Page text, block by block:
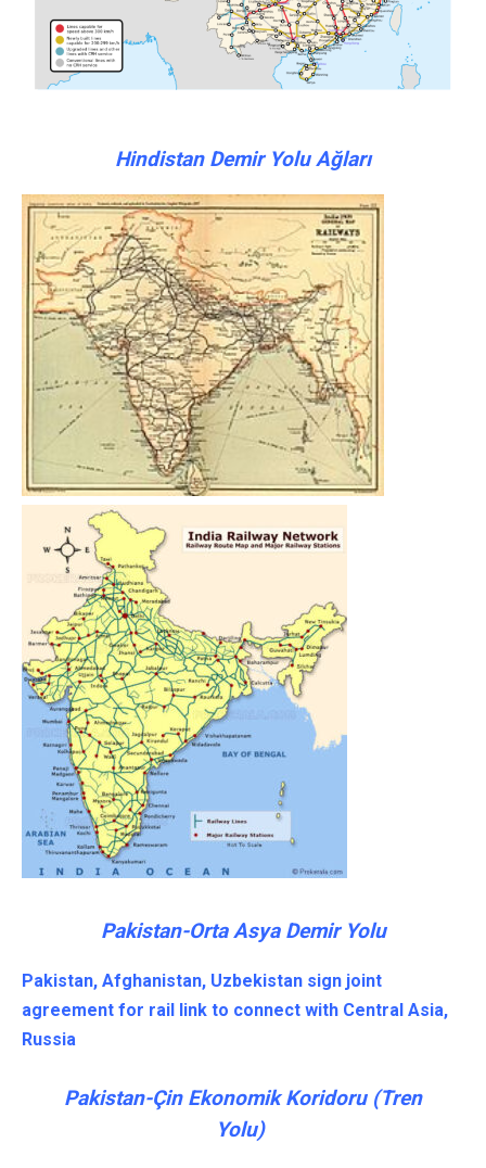
Hindistan Demir Yolu Ağları
Pakistan-Orta Asya Demir Yolu
Pakistan, Afghanistan, Uzbekistan sign joint
agreement for rail link to connect with Central Asia,
Russia
Pakistan-Çin Ekonomik Koridoru (Tren
Yolu)